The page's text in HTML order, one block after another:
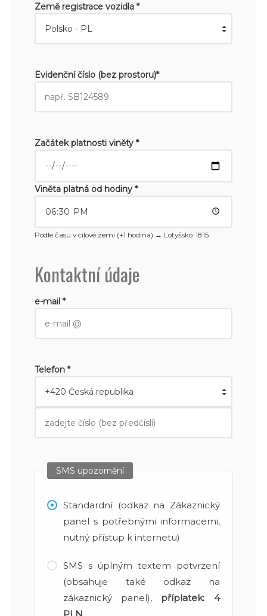
Země registrace vozidla *
Evidenční číslo (bez prostoru)*
Začátek platnosti viněty *
Viněta platná od hodiny *
Podle času v cílové zemi (+1 hodina) → Lotyšsko: 18:15
Kontaktní údaje
e-mail *
Telefon *
SMS upozornění
Standardní (odkaz na Zákaznický
panel s potřebnými informacemi,
nutný přístup k internetu)
SMS s úplným textem potvrzení
(obsahuje také odkaz na
zákaznický panel), příplatek: 4